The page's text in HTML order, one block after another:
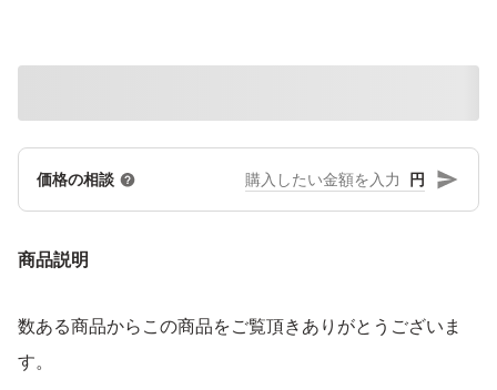
価格の相談 円
商品説明
数ある商品からこの商品をご覧頂きありがとうございま
す。